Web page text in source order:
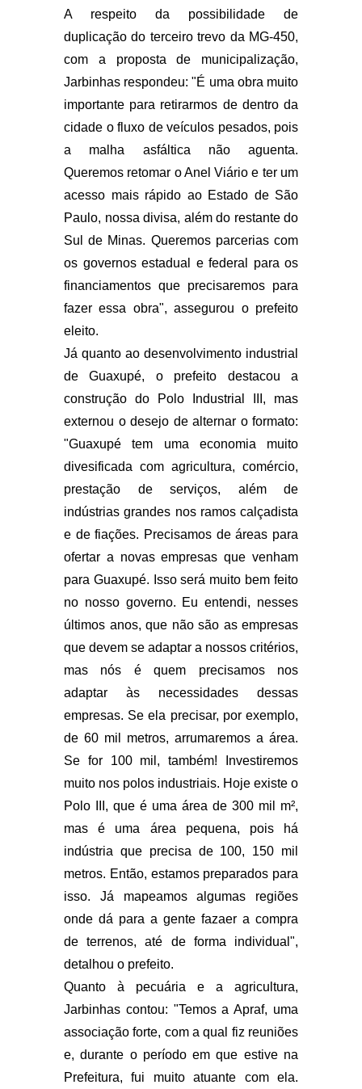
A respeito da possibilidade de
duplicação do terceiro trevo da MG-450,
com a proposta de municipalização,
Jarbinhas respondeu: "É uma obra muito
importante para retirarmos de dentro da
cidade o fluxo de veículos pesados, pois
a malha asfáltica não aguenta.
Queremos retomar o Anel Viário e ter um
acesso mais rápido ao Estado de São
Paulo, nossa divisa, além do restante do
Sul de Minas. Queremos parcerias com
os governos estadual e federal para os
financiamentos que precisaremos para
fazer essa obra", assegurou o prefeito
eleito.
Já quanto ao desenvolvimento industrial
de Guaxupé, o prefeito destacou a
construção do Polo Industrial III, mas
externou o desejo de alternar o formato:
"Guaxupé tem uma economia muito
divesificada com agricultura, comércio,
prestação de serviços, além de
indústrias grandes nos ramos calçadista
e de fiações. Precisamos de áreas para
ofertar a novas empresas que venham
para Guaxupé. Isso será muito bem feito
no nosso governo. Eu entendi, nesses
últimos anos, que não são as empresas
que devem se adaptar a nossos critérios,
mas nós é quem precisamos nos
adaptar às necessidades dessas
empresas. Se ela precisar, por exemplo,
de 60 mil metros, arrumaremos a área.
Se for 100 mil, também! Investiremos
muito nos polos industriais. Hoje existe o
Polo III, que é uma área de 300 mil m²,
mas é uma área pequena, pois há
indústria que precisa de 100, 150 mil
metros. Então, estamos preparados para
isso. Já mapeamos algumas regiões
onde dá para a gente fazaer a compra
de terrenos, até de forma individual",
detalhou o prefeito.
Quanto à pecuária e a agricultura,
Jarbinhas contou: "Temos a Apraf, uma
associação forte, com a qual fiz reuniões
e, durante o período em que estive na
Prefeitura, fui muito atuante com ela.